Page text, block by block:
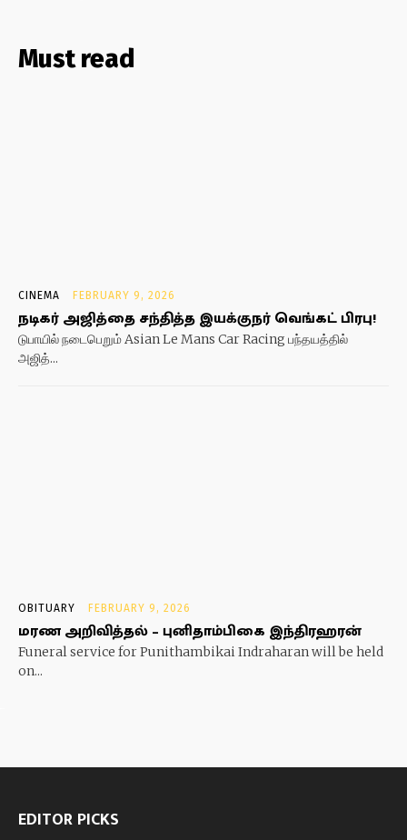
Must read
CINEMA FEBRUARY 9, 2026
நடிகர் அஜித்தை சந்தித்த இயக்குநர் வெங்கட் பிரபு!
டுபாயில் நடைபெறும் Asian Le Mans Car Racing பந்தயத்தில்
அஜித்...
OBITUARY FEBRUARY 9, 2026
மரண அறிவித்தல் – புனிதாம்பிகை இந்திரஹரன்
Funeral service for Punithambikai Indraharan will be held
on...
EDITOR PICKS